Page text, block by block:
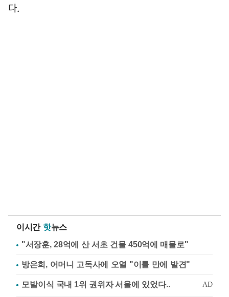
다.
이시간 핫뉴스
"서장훈, 28억에 산 서초 건물 450억에 매물로"
방은희, 어머니 고독사에 오열 "이틀 만에 발견"